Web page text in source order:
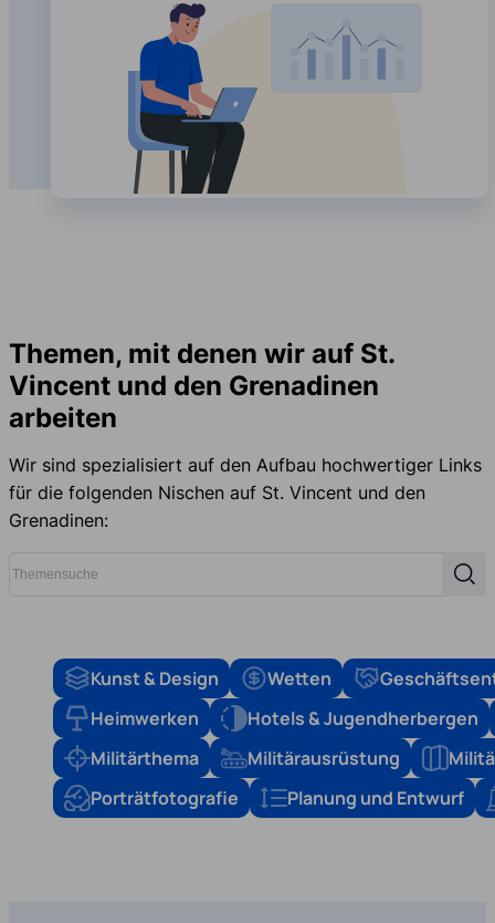
Themen, mit denen wir auf St.
Vincent und den Grenadinen
arbeiten
Wir sind spezialisiert auf den Aufbau hochwertiger Links
für die folgenden Nischen auf St. Vincent und den
Grenadinen:
Kunst & Design Wetten
Heimwerken
Hotels & Jugendherbergen
Militärthema
Militärausrüstung
Porträtfotografie
Planung und Entwurf